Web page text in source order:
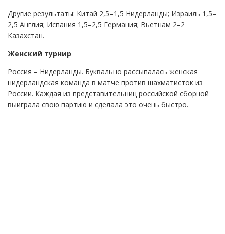
Другие результаты: Китай 2,5–1,5 Нидерланды; Израиль 1,5–
2,5 Англия; Испания 1,5–2,5 Германия; Вьетнам 2–2
Казахстан.
Женский турнир
Россия – Нидерланды. Буквально рассыпалась женская
нидерландская команда в матче против шахматисток из
России. Каждая из представительниц российской сборной
выиграла свою партию и сделала это очень быстро.